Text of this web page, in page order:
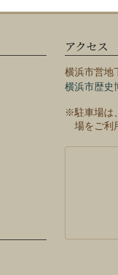
アクセス
横浜市営地
横浜市歴史
※駐車場は
場をご利